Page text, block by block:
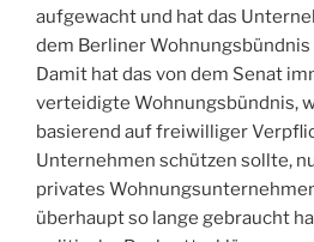
aufgewacht und hat das
dem Berliner
Damit hat das von dem Senat
verteidigte Wohnungsbündnis,
basierend auf freiwilliger
Unternehmen schützen sollte,
privates
überhaupt so lange gebraucht